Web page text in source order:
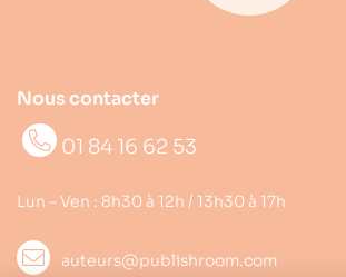
Nous contacter
01 84 16 62 53
Lun – Ven : 8h30 à 12h / 13h30 à 17h
auteurs@publishroom.com